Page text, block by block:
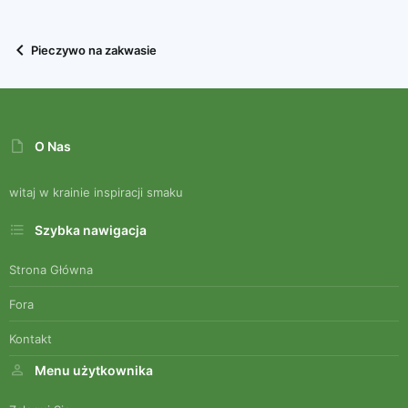
Pieczywo na zakwasie
O Nas
witaj w krainie inspiracji smaku
Szybka nawigacja
Strona Główna
Fora
Kontakt
Menu użytkownika